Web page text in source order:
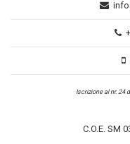
Iscrizione al nr. 24
C.O.E. SM